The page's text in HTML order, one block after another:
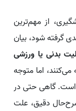
از مهم‌ترین
گرفته شود، بیان
بدنی یا ورزشی
اما متوجه
است. گاهی حتی در
دقیق، علت